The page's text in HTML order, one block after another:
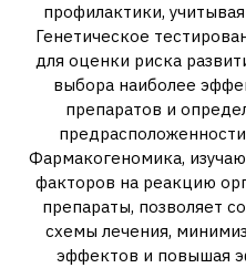
профилактики,
Генетическое
для оценки риска
выбора наиболее
препаратов и
Фармакогеномика,
факторов на реакцию
препараты, позволяет
схемы лечения,
эффектов и повышая